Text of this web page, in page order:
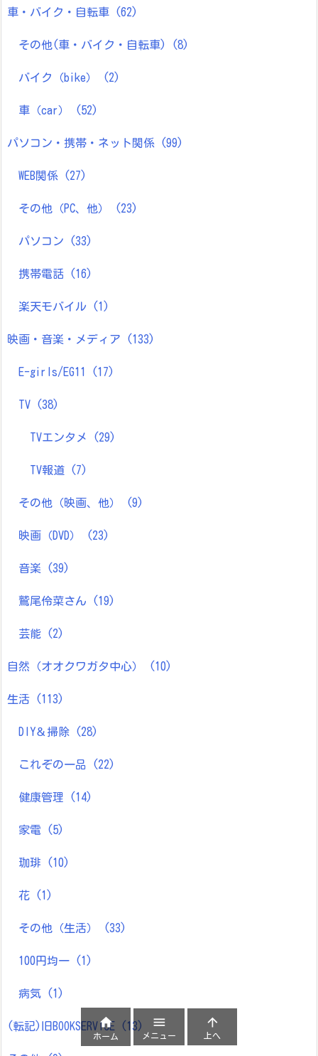
車・バイク・自転車 (62)
その他(車・バイク・自転車) (8)
バイク（bike） (2)
車（car） (52)
パソコン・携帯・ネット関係 (99)
WEB関係 (27)
その他（PC、他） (23)
パソコン (33)
携帯電話 (16)
楽天モバイル (1)
映画・音楽・メディア (133)
E-girls/EG11 (17)
TV (38)
TVエンタメ (29)
TV報道 (7)
その他（映画、他） (9)
映画（DVD） (23)
音楽 (39)
鷲尾伶菜さん (19)
芸能 (2)
自然（オオクワガタ中心） (10)
生活 (113)
DIY＆掃除 (28)
これぞの一品 (22)
健康管理 (14)
家電 (5)
珈琲 (10)
花 (1)
その他（生活） (33)
100円均一 (1)
病気 (1)
(転記)旧BOOKSERVICE (13)

ホーム

メニュー

上へ